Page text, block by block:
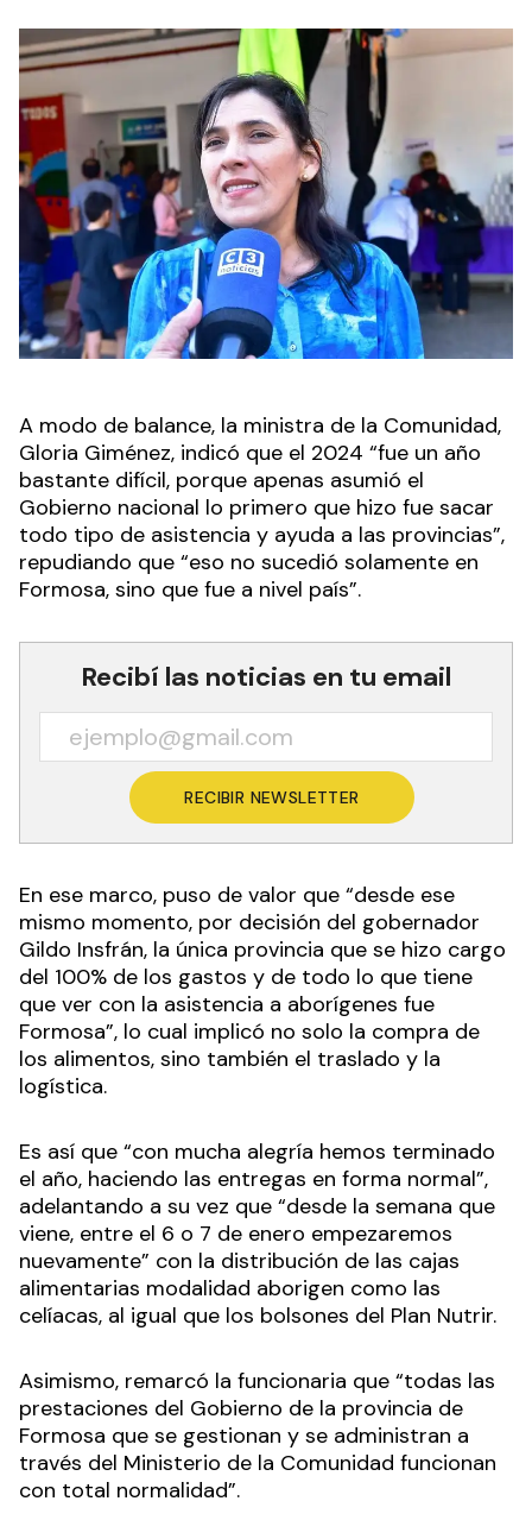
A modo de balance, la ministra de la Comunidad,
Gloria Giménez, indicó que el 2024 “fue un año
bastante difícil, porque apenas asumió el
Gobierno nacional lo primero que hizo fue sacar
todo tipo de asistencia y ayuda a las provincias”,
repudiando que “eso no sucedió solamente en
Formosa, sino que fue a nivel país”.
Recibí las noticias en tu email
RECIBIR NEWSLETTER
En ese marco, puso de valor que “desde ese
mismo momento, por decisión del gobernador
Gildo Insfrán, la única provincia que se hizo cargo
del 100% de los gastos y de todo lo que tiene
que ver con la asistencia a aborígenes fue
Formosa”, lo cual implicó no solo la compra de
los alimentos, sino también el traslado y la
logística.
Es así que “con mucha alegría hemos terminado
el año, haciendo las entregas en forma normal”,
adelantando a su vez que “desde la semana que
viene, entre el 6 o 7 de enero empezaremos
nuevamente” con la distribución de las cajas
alimentarias modalidad aborigen como las
celíacas, al igual que los bolsones del Plan Nutrir.
Asimismo, remarcó la funcionaria que “todas las
prestaciones del Gobierno de la provincia de
Formosa que se gestionan y se administran a
través del Ministerio de la Comunidad funcionan
con total normalidad”.